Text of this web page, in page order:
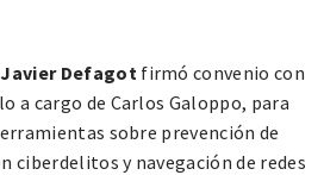
Javier Defagot firmó convenio con
a cargo de Carlos Galoppo, para
sobre prevención de
ciberdelitos y navegación de redes